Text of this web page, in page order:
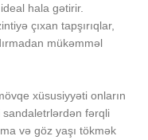
hala gətirir.
çıxan tapşırıqlar,
mükəmməl
xüsusiyyəti onların
sandaletrlərdən fərqli
və göz yaşı tökmək